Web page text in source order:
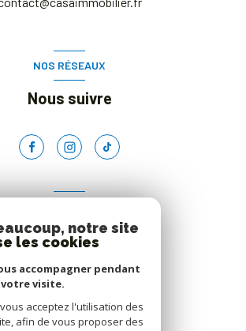
NOS RÉSEAUX
Nous suivre
Nous adhérons
notre site
les cookies
accompagner pendant
votre visite.
acceptez l'utilisation des
afin de vous proposer des